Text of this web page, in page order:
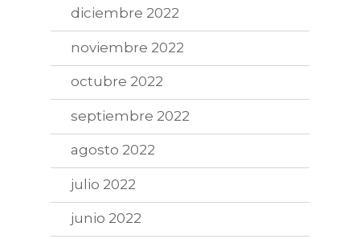
diciembre 2022
noviembre 2022
octubre 2022
septiembre 2022
agosto 2022
julio 2022
junio 2022